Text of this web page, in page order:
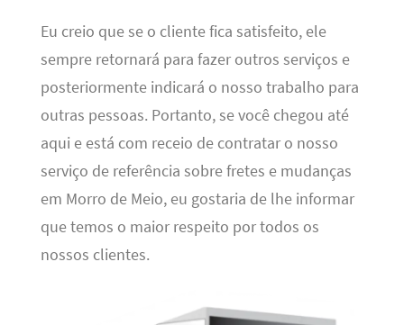
Eu creio que se o cliente fica satisfeito, ele
sempre retornará para fazer outros serviços e
posteriormente indicará o nosso trabalho para
outras pessoas. Portanto, se você chegou até
aqui e está com receio de contratar o nosso
serviço de referência sobre fretes e mudanças
em Morro de Meio, eu gostaria de lhe informar
que temos o maior respeito por todos os
nossos clientes.